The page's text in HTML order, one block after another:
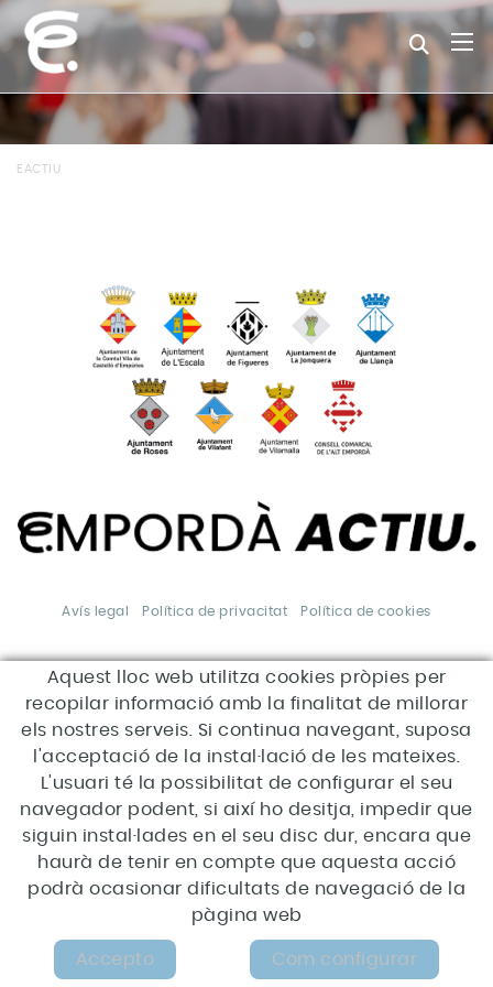
EACTIU
Avís legal Política de privacitat Política de cookies
*Aquesta acció està
subvencionada pel Servei Públic
d'Ocupació de Catalunya en el
marc dels Programes de suport
al desenvolupament local.
Aquest lloc web utilitza cookies pròpies per
recopilar informació amb la finalitat de millorar
els nostres serveis. Si continua navegant, suposa
l'acceptació de la instal·lació de les mateixes.
L'usuari té la possibilitat de configurar el seu
navegador podent, si així ho desitja, impedir que
siguin instal·lades en el seu disc dur, encara que
haurà de tenir en compte que aquesta acció
podrà ocasionar dificultats de navegació de la
pàgina web
Accepto Com configurar